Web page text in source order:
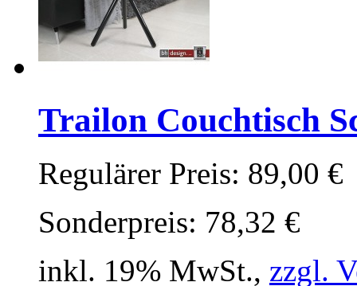
Trailon Couchtisch
Regulärer Preis: 89,00 €
Sonderpreis: 78,32 €
inkl. 19% MwSt., zzgl.